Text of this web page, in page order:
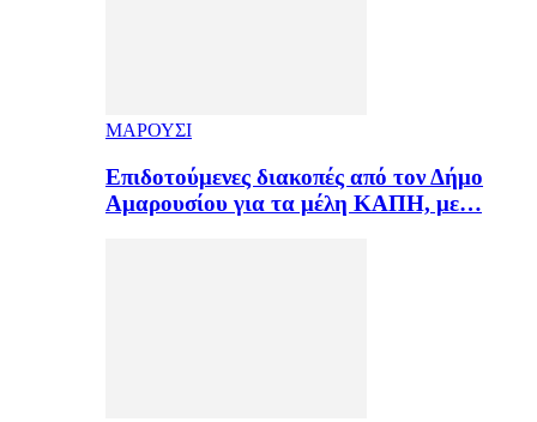
ΜΑΡΟΥΣΙ
Επιδοτούμενες διακοπές από τον Δήμο
Αμαρουσίου για τα μέλη ΚΑΠΗ, με…